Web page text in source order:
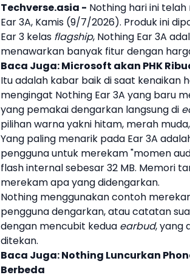
Techverse.asia - Nothing hari ini
Ear 3A, Kamis (9/7/2026). Produk ini
Ear 3 kelas flagship, Nothing Ear 3A
menawarkan banyak fitur dengan
Baca Juga:Microsoft akan PHK
Itu adalah kabar baik di saat kenaikan
mengingat Nothing Ear 3A yang baru
yang pemakai dengarkan langsung di
pilihan warna yakni hitam, merah
Yang paling menarik pada Ear 3A
pengguna untuk merekam "momen
flash internal sebesar 32 MB. Memori
merekam apa yang didengarkan.
Nothing menggunakan contoh
pengguna dengarkan, atau catatan
dengan mencubit kedua earbud, yang
ditekan.
Baca Juga:Nothing Luncurkan
Berbeda